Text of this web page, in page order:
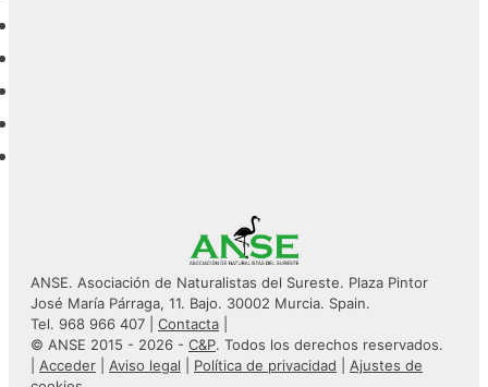
ANSE. Asociación de Naturalistas del Sureste. Plaza Pintor
José María Párraga, 11. Bajo. 30002 Murcia. Spain.
Tel. 968 966 407 | Contacta
© ANSE 2015 - 2026 - C&P. Todos los derechos reservados.
Acceder Aviso legal Política de privacidad
Ajustes de